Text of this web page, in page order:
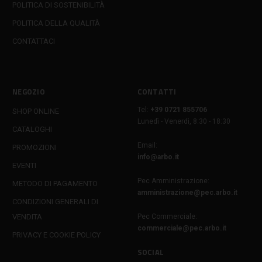
POLITICA DI SOSTENIBILITÀ
POLITICA DELLA QUALITÀ
CONTATTACI
NEGOZIO
SHOP ONLINE
CATALOGHI
PROMOZIONI
EVENTI
METODO DI PAGAMENTO
CONDIZIONI GENERALI DI
VENDITA
PRIVACY E COOKIE POLICY
CONTATTI
Tel:
+39 0721 855706
Lunedì - Venerdì, 8:30 - 18:30
Email:
info@arbo.it
Pec Amministrazione:
amministrazione@pec.arbo.it
Pec Commerciale:
commerciale@pec.arbo.it
SOCIAL